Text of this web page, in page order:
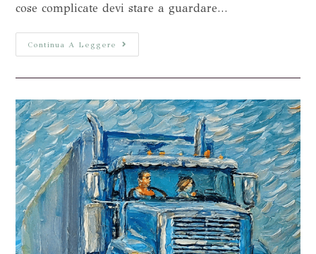
cose complicate devi stare a guardare…
Continua A Leggere